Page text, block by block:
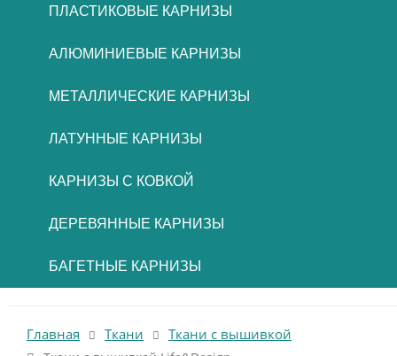
ПЛАСТИКОВЫЕ КАРНИЗЫ
АЛЮМИНИЕВЫЕ КАРНИЗЫ
МЕТАЛЛИЧЕСКИЕ КАРНИЗЫ
ЛАТУННЫЕ КАРНИЗЫ
КАРНИЗЫ С КОВКОЙ
ДЕРЕВЯННЫЕ КАРНИЗЫ
БАГЕТНЫЕ КАРНИЗЫ
Главная Ткани Ткани с вышивкой